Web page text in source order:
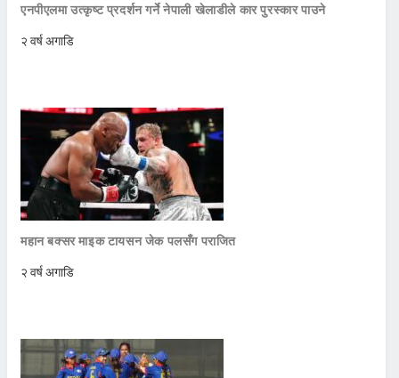
एनपीएलमा उत्कृष्ट प्रदर्शन गर्ने नेपाली खेलाडीले कार पुरस्कार पाउने
२ वर्ष अगाडि
महान बक्सर माइक टायसन जेक पलसँग पराजित
२ वर्ष अगाडि